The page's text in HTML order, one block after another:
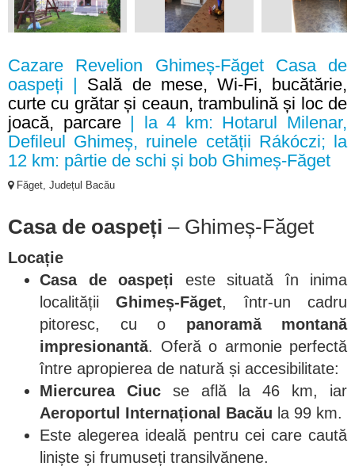
Cazare Revelion Ghimeș-Făget Casa de
oaspeți | Sală de mese, Wi-Fi, bucătărie,
curte cu grătar și ceaun, trambulină și loc de
joacă, parcare| la 4 km: Hotarul Milenar,
Defileul Ghimeș, ruinele cetății Rákóczi; la
12 km: pârtie de schi și bob Ghimeș-Făget
Făget, Județul Bacău
Casa de oaspeți – Ghimeș-Făget
Locație
Casa de oaspeți este situată în inima
localitățiiGhimeș-Făget, într-un cadru
pitoresc, cu o panoramă montană
impresionantă. Oferă o armonie perfectă
între apropierea de natură și accesibilitate:
Miercurea Ciuc se află la 46 km, iar
Aeroportul Internațional Bacău la 99 km.
Este alegerea ideală pentru cei care caută
liniște și frumuseți transilvănene.